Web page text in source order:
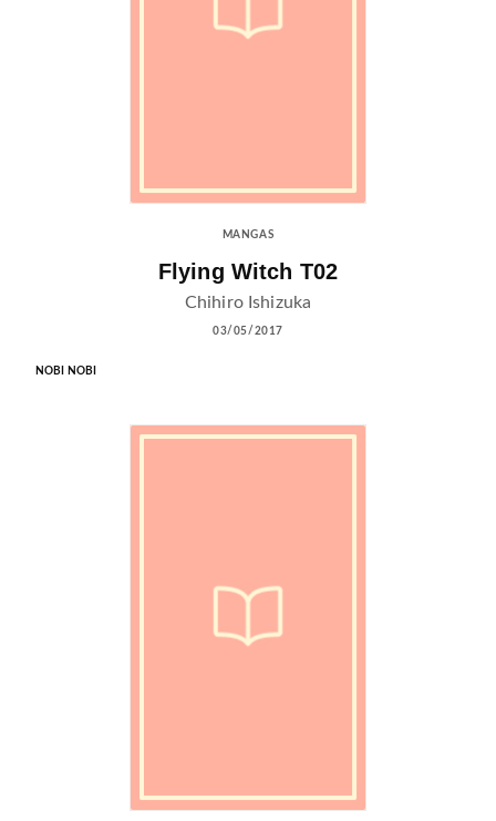
MANGAS
Flying Witch T02
Chihiro Ishizuka
03/05/2017
NOBI NOBI